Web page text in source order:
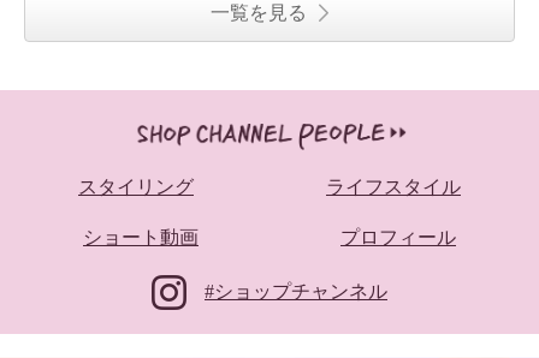
一覧を見る
スタイリング ライフスタイル
ショート動画 プロフィール
#ショップチャンネル